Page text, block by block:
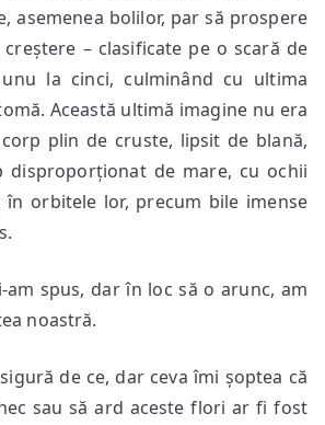
asemenea bolilor, par să prospere
– clasificate pe o scară de
la cinci, culminând cu ultima
Această ultimă imagine nu era
plin de cruste, lipsit de blană,
disproporționat de mare, cu ochii
în orbitele lor, precum bile imense
dar în loc să o arunc, am
noastră.
de ce, dar ceva îmi șoptea că
sau să ard aceste flori ar fi fost